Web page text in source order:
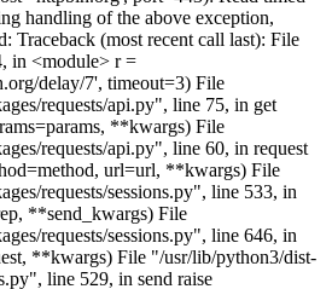
handling of the above exception,
Traceback (most recent call last): File
in <module> r =
delay/7', timeout=3) File
requests/api.py", line 75, in get
**kwargs) File
requests/api.py", line 60, in request
url=url, **kwargs) File
requests/sessions.py", line 533, in
**send_kwargs) File
requests/sessions.py", line 646, in
**kwargs) File "/usr/lib/python3/dist-
line 529, in send raise